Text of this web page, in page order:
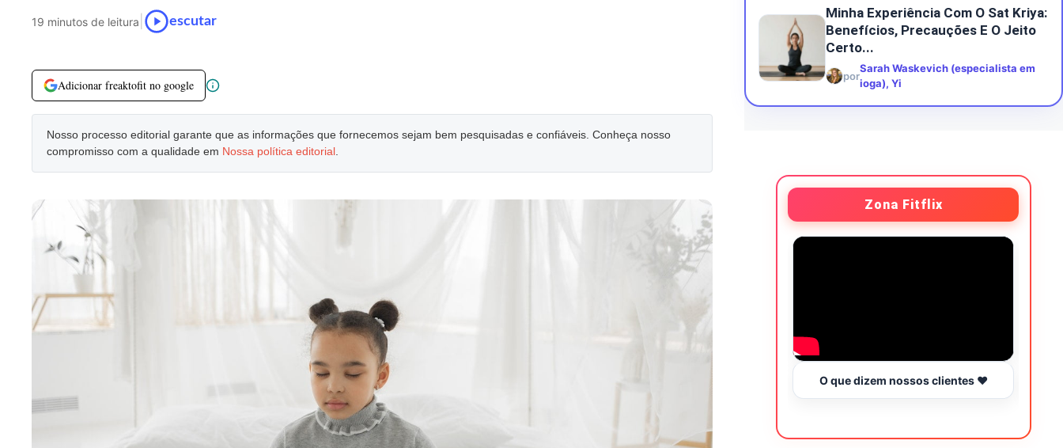
19 minutos de leitura escutar
Adicionar freaktofit no google
Nosso processo editorial garante que as informações que fornecemos sejam bem pesquisadas e confiáveis. Conheça nosso
compromisso com a qualidade em Nossa política editorial
Minha Experiência Com O Sat Kriya:
Benefícios, Precauções E O Jeito
Certo...
por
Sarah Waskevich (especialista em
ioga), Yi
Zona Fitflix
O que dizem nossos clientes ❤️